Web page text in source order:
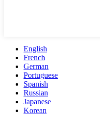
English
French
German
Portuguese
Spanish
Russian
Japanese
Korean